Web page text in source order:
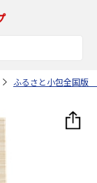
ふるさと小包全国版